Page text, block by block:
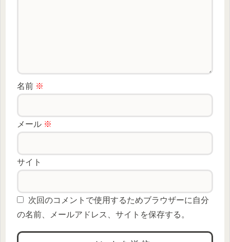
名前 ※
メール ※
サイト
次回のコメントで使用するためブラウザーに自分
の名前、メールアドレス、サイトを保存する。